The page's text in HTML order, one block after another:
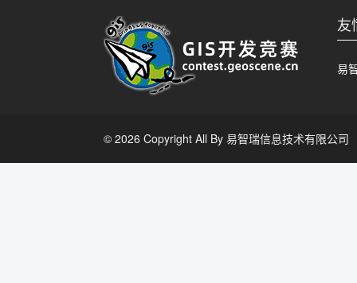
友
易
© 2026 Copyright All By 易智瑞信息技术有限公